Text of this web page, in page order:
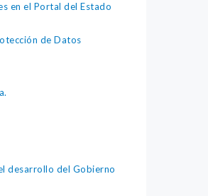
en el Portal del Estado
de Datos
desarrollo del Gobierno